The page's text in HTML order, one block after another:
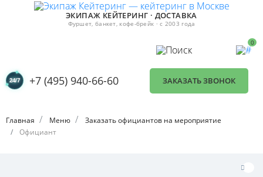
ЭКИПАЖ КЕЙТЕРИНГ · ДОСТАВКА
Фуршет, банкет, кофе-брейк · с 2003 года
0
+7 (495) 940-66-60 ЗАКАЗАТЬ ЗВОНОК
Главная Меню
Заказать официантов на мероприятие
Официант